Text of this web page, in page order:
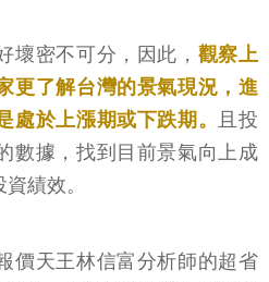
壞密不可分，因此， 觀察上
更了解台灣的景氣現況，進
處於上漲期或下跌期。
且投
數據，找到目前景氣向上成
績效。
價天王林信富分析師的超省